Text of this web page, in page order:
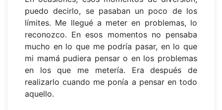
puedo decirlo, se pasaban un poco de los
límites. Me llegué a meter en problemas, lo
reconozco. En esos momentos no pensaba
mucho en lo que me podría pasar, en lo que
mi mamá pudiera pensar o en los problemas
en los que me metería. Era después de
realizarlo cuando me ponía a pensar en todo
aquello.